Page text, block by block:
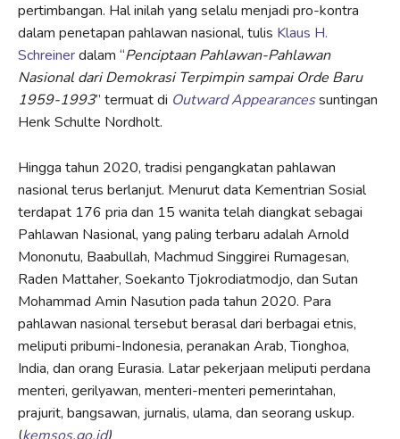
pertimbangan. Hal inilah yang selalu menjadi pro-kontra
dalam penetapan pahlawan nasional, tulis Klaus H.
Schreinerdalam “Penciptaan Pahlawan-Pahlawan
Nasional dari Demokrasi Terpimpin sampai Orde Baru
1959-1993” termuat di Outward Appearancessuntingan
Henk Schulte Nordholt.
Hingga tahun 2020, tradisi pengangkatan pahlawan
nasional terus berlanjut. Menurut data Kementrian Sosial
terdapat 176 pria dan 15 wanita telah diangkat sebagai
Pahlawan Nasional, yang paling terbaru adalah Arnold
Mononutu, Baabullah, Machmud Singgirei Rumagesan,
Raden Mattaher, Soekanto Tjokrodiatmodjo, dan Sutan
Mohammad Amin Nasution pada tahun 2020. Para
pahlawan nasional tersebut berasal dari berbagai etnis,
meliputi pribumi-Indonesia, peranakan Arab, Tionghoa,
India, dan orang Eurasia. Latar pekerjaan meliputi perdana
menteri, gerilyawan, menteri-menteri pemerintahan,
prajurit, bangsawan, jurnalis, ulama, dan seorang uskup.